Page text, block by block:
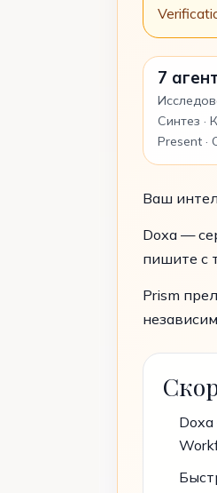
7
Синтез ·
Present ·
Ваш
Doxa —
пишите с
Prism